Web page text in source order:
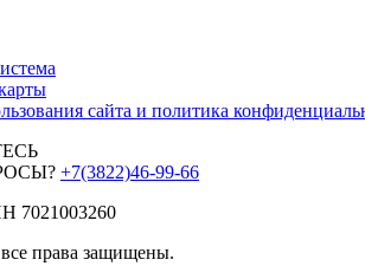
сайта и политика
+7(3822)46-99-66
7021003260
права защищены.